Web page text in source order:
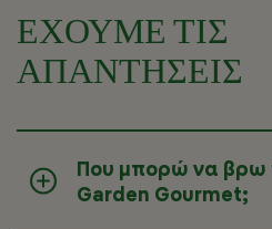
ΕΧΟΥΜΕ ΤΙΣ
ΑΠΑΝΤΗΣΕΙΣ
Που μπορώ να βρω
Garden Gourmet;